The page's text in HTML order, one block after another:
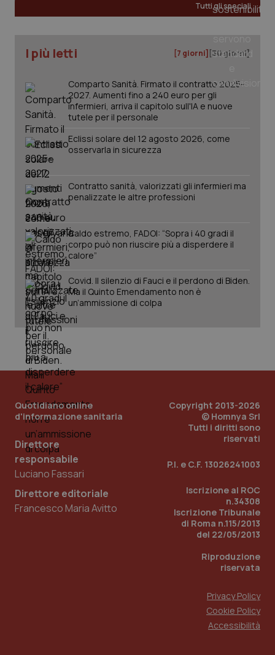
Tutti gli speciali
I più letti [7 giorni] [30 giorni]
Comparto Sanità. Firmato il contratto 2025-
2027. Aumenti fino a 240 euro per gli
infermieri, arriva il capitolo sull'IA e nuove
tutele per il personale
Eclissi solare del 12 agosto 2026, come
osservarla in sicurezza
Contratto sanità, valorizzati gli infermieri ma
penalizzate le altre professioni
Caldo estremo, FADOI: “Sopra i 40 gradi il
corpo può non riuscire più a disperdere il
calore”
Covid. Il silenzio di Fauci e il perdono di Biden.
Ma il Quinto Emendamento non è
un’ammissione di colpa
Quotidiano online
d'informazione sanitaria
Direttore
responsabile
Luciano Fassari
Direttore editoriale
Francesco Maria Avitto
Copyright 2013-2026
© Homnya Srl
Tutti i diritti sono
riservati
P.I. e C.F. 13026241003
Iscrizione al ROC
n.34308
Iscrizione Tribunale
di Roma n.115/2013
del 22/05/2013
Riproduzione
riservata
Privacy Policy
Cookie Policy
Accessibilità
_ga
Google LLC
.quotidianosanita.it
PHPSESSID
PHP.net
www.quotidianosanita.it
.quotidianosanita.it
1